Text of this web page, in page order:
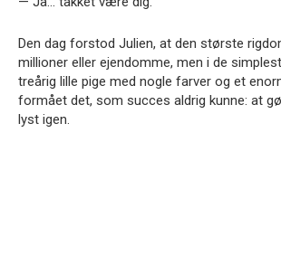
Den dag forstod Julien, at den største
millioner eller ejendomme, men i de
treårig lille pige med nogle farver og et
formået det, som succes aldrig kunne: at
lyst igen.